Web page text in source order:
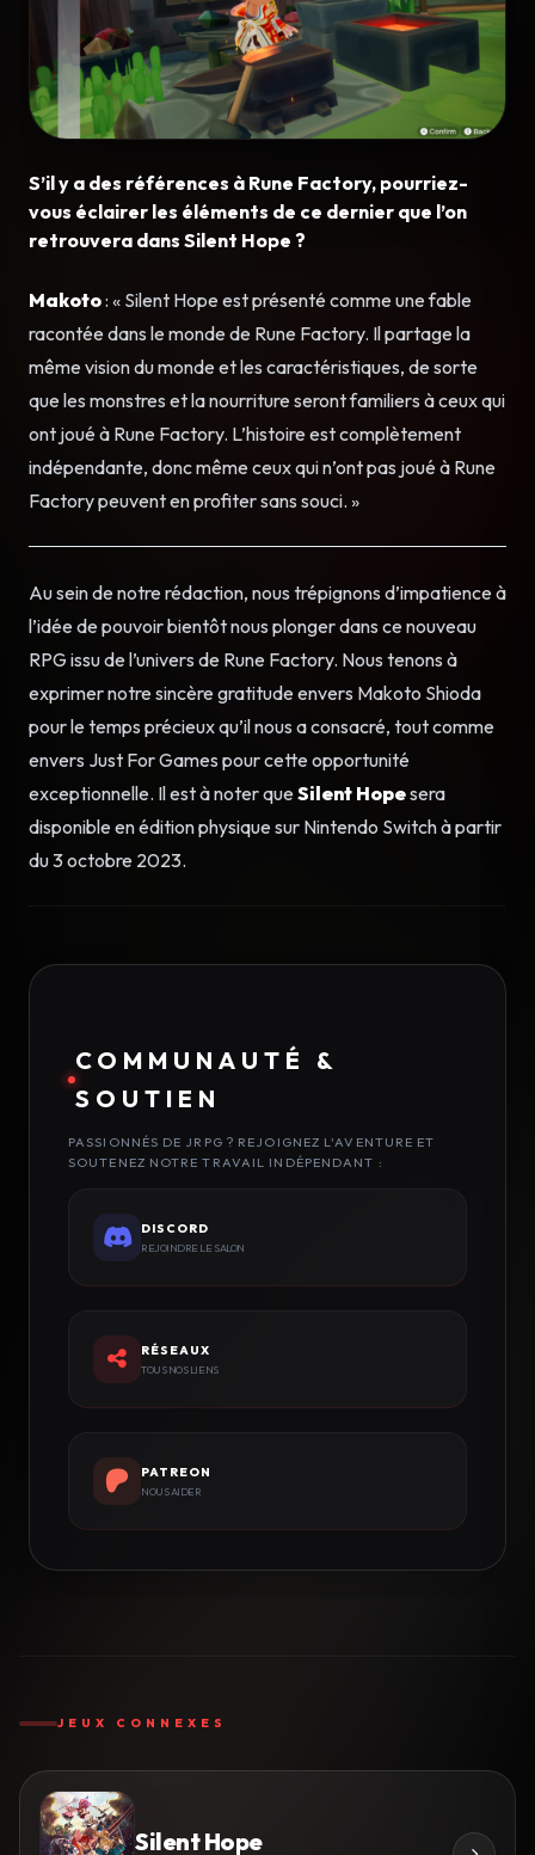
S’il y a des références à Rune Factory, pourriez-
vous éclairer les éléments de ce dernier que l’on
retrouvera dans Silent Hope ?
Makoto: « Silent Hope est présenté comme une fable
racontée dans le monde de Rune Factory. Il partage la
même vision du monde et les caractéristiques, de sorte
que les monstres et la nourriture seront familiers à ceux qui
ont joué à Rune Factory. L’histoire est complètement
indépendante, donc même ceux qui n’ont pas joué à Rune
Factory peuvent en profiter sans souci. »
Au sein de notre rédaction, nous trépignons d’impatience à
l’idée de pouvoir bientôt nous plonger dans ce nouveau
RPG issu de l’univers de Rune Factory. Nous tenons à
exprimer notre sincère gratitude envers Makoto Shioda
pour le temps précieux qu’il nous a consacré, tout comme
envers Just For Games pour cette opportunité
exceptionnelle. Il est à noter queSilent Hopesera
disponible en édition physique sur Nintendo Switch à partir
du 3 octobre 2023.
COMMUNAUTÉ &
SOUTIEN
PASSIONNÉS DE JRPG ? REJOIGNEZ L'AVENTURE ET
SOUTENEZ NOTRE TRAVAIL INDÉPENDANT :
DISCORD
REJOINDRE LE SALON
RÉSEAUX
TOUS NOS LIENS
PATREON
NOUS AIDER
JEUX CONNEXES
Silent Hope